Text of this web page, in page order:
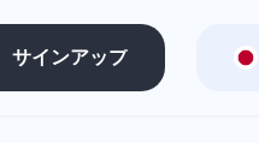
サインアップ